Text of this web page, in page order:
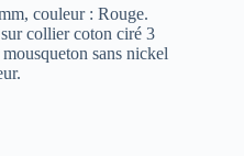
couleur : Rouge.
collier coton ciré 3
sans nickel